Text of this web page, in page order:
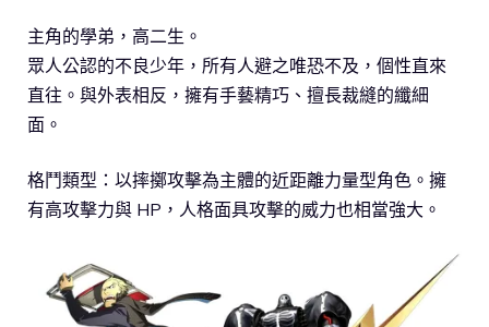
主角的學弟，高二生。
眾人公認的不良少年，所有人避之唯恐不及，個性直來
直往。與外表相反，擁有手藝精巧、擅長裁縫的纖細
面。
格鬥類型：以摔擲攻擊為主體的近距離力量型角色。擁
有高攻擊力與 HP，人格面具攻擊的威力也相當強大。